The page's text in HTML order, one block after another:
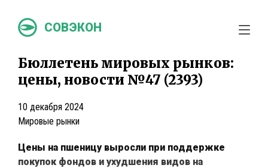
СОВЭКОН
Бюллетень мировых рынков:
цены, новости №47 (2393)
10 декабря 2024
Мировые рынки
Цены на пшеницу выросли при поддержке
покупок фондов и ухудшения видов на